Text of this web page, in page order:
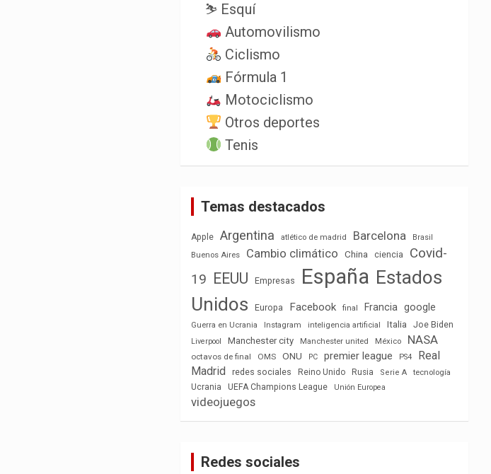
⛷️ Esquí
Automovilismo
Ciclismo
Fórmula 1
Motociclismo
Otros deportes
Tenis
Temas destacados
Apple Argentina atlético de madrid Barcelona
Brasil
Buenos Aires
Cambio climático China ciencia
Covid-
19
EEUU Empresas España Estados
Unidos
Europa Facebook final Francia google
Guerra en Ucrania Instagram inteligencia artificial Italia Joe Biden
Liverpool Manchester city Manchester united México NASA
octavos de final OMS ONU PC premier league PS4
Real
Madrid
redes sociales Reino Unido Rusia Serie A
tecnología
Ucrania
UEFA Champions League Unión Europea
videojuegos
Redes sociales